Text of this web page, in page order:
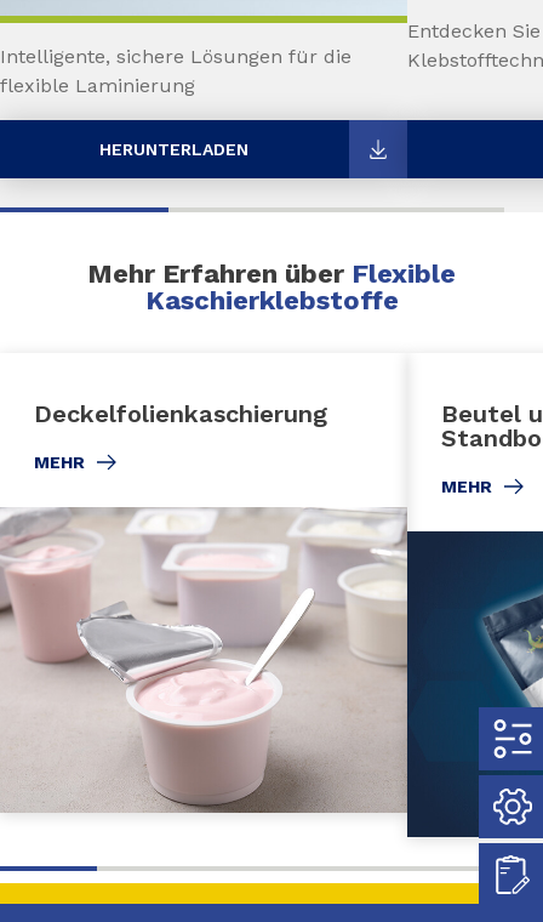
Intelligente, sichere Lösungen für die
flexible Laminierung
HERUNTERLADEN
Entdecken
Mehr Erfahren über Flexible
Kaschierklebstoffe
Deckelfolienkaschierung
MEHR
Beutel
MEHR